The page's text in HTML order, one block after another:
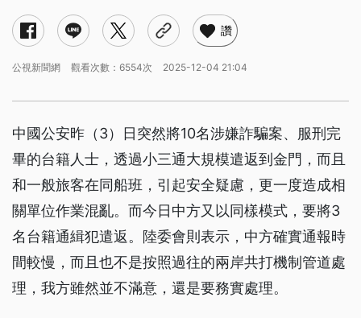
讚
公視新聞網 觀看次數：6554次 2025-12-04 21:04
中國公安昨（3）日突然將10名涉嫌詐騙案、服刑完
畢的台籍人士，透過小三通大規模遣返到金門，而且
和一般旅客在同船班，引起安全疑慮，更一度造成相
關單位作業混亂。而今日中方又以同樣模式，要將3
名台籍通緝犯遣返。陸委會則表示，中方確實通報時
間較慢，而且也不是按照過往的兩岸共打機制管道處
理，我方雖然並不滿意，還是要務實處理。